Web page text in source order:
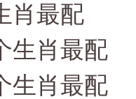
肖最配
生肖最配
生肖最配